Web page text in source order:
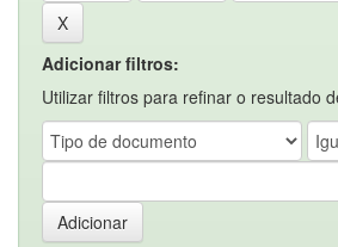
Adicionar filtros:
Utilizar filtros para refinar o resultado